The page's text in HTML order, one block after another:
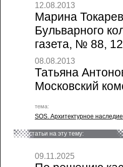
12.08.2013
Марина
Бульварного
газета, № 88,
08.08.2013
Татьяна
Московский
тема:
SOS. Архитектурное наследие
статьи на эту тему:
09.11.2025